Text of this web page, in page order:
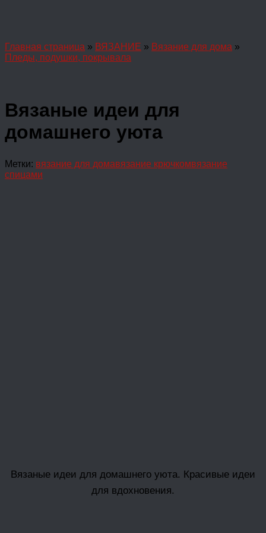
Главная страница » ВЯЗАНИЕ » Вязание для дома »
Пледы, подушки, покрывала
Вязаные идеи для
домашнего уюта
Метки: вязание для домавязание крючкомвязание
спицами
Вязаные идеи для домашнего уюта. Красивые идеи
для вдохновения.